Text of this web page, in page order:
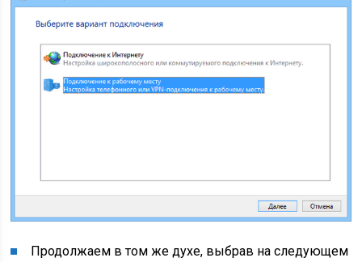
Продолжаем в том же духе, выбрав на следующем